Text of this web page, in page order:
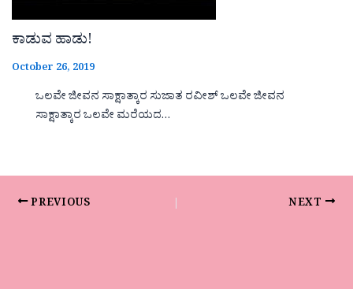
ಕಾಡುವ ಹಾಡು!
October 26, 2019
ಒಲವೇ ಜೀವನ ಸಾಕ್ಷಾತ್ಕಾರ ಸುಜಾತ ರವೀಶ್ ಒಲವೇ ಜೀವನ
ಸಾಕ್ಷಾತ್ಕಾರ ಒಲವೇ ಮರೆಯದ…
PREVIOUS NEXT